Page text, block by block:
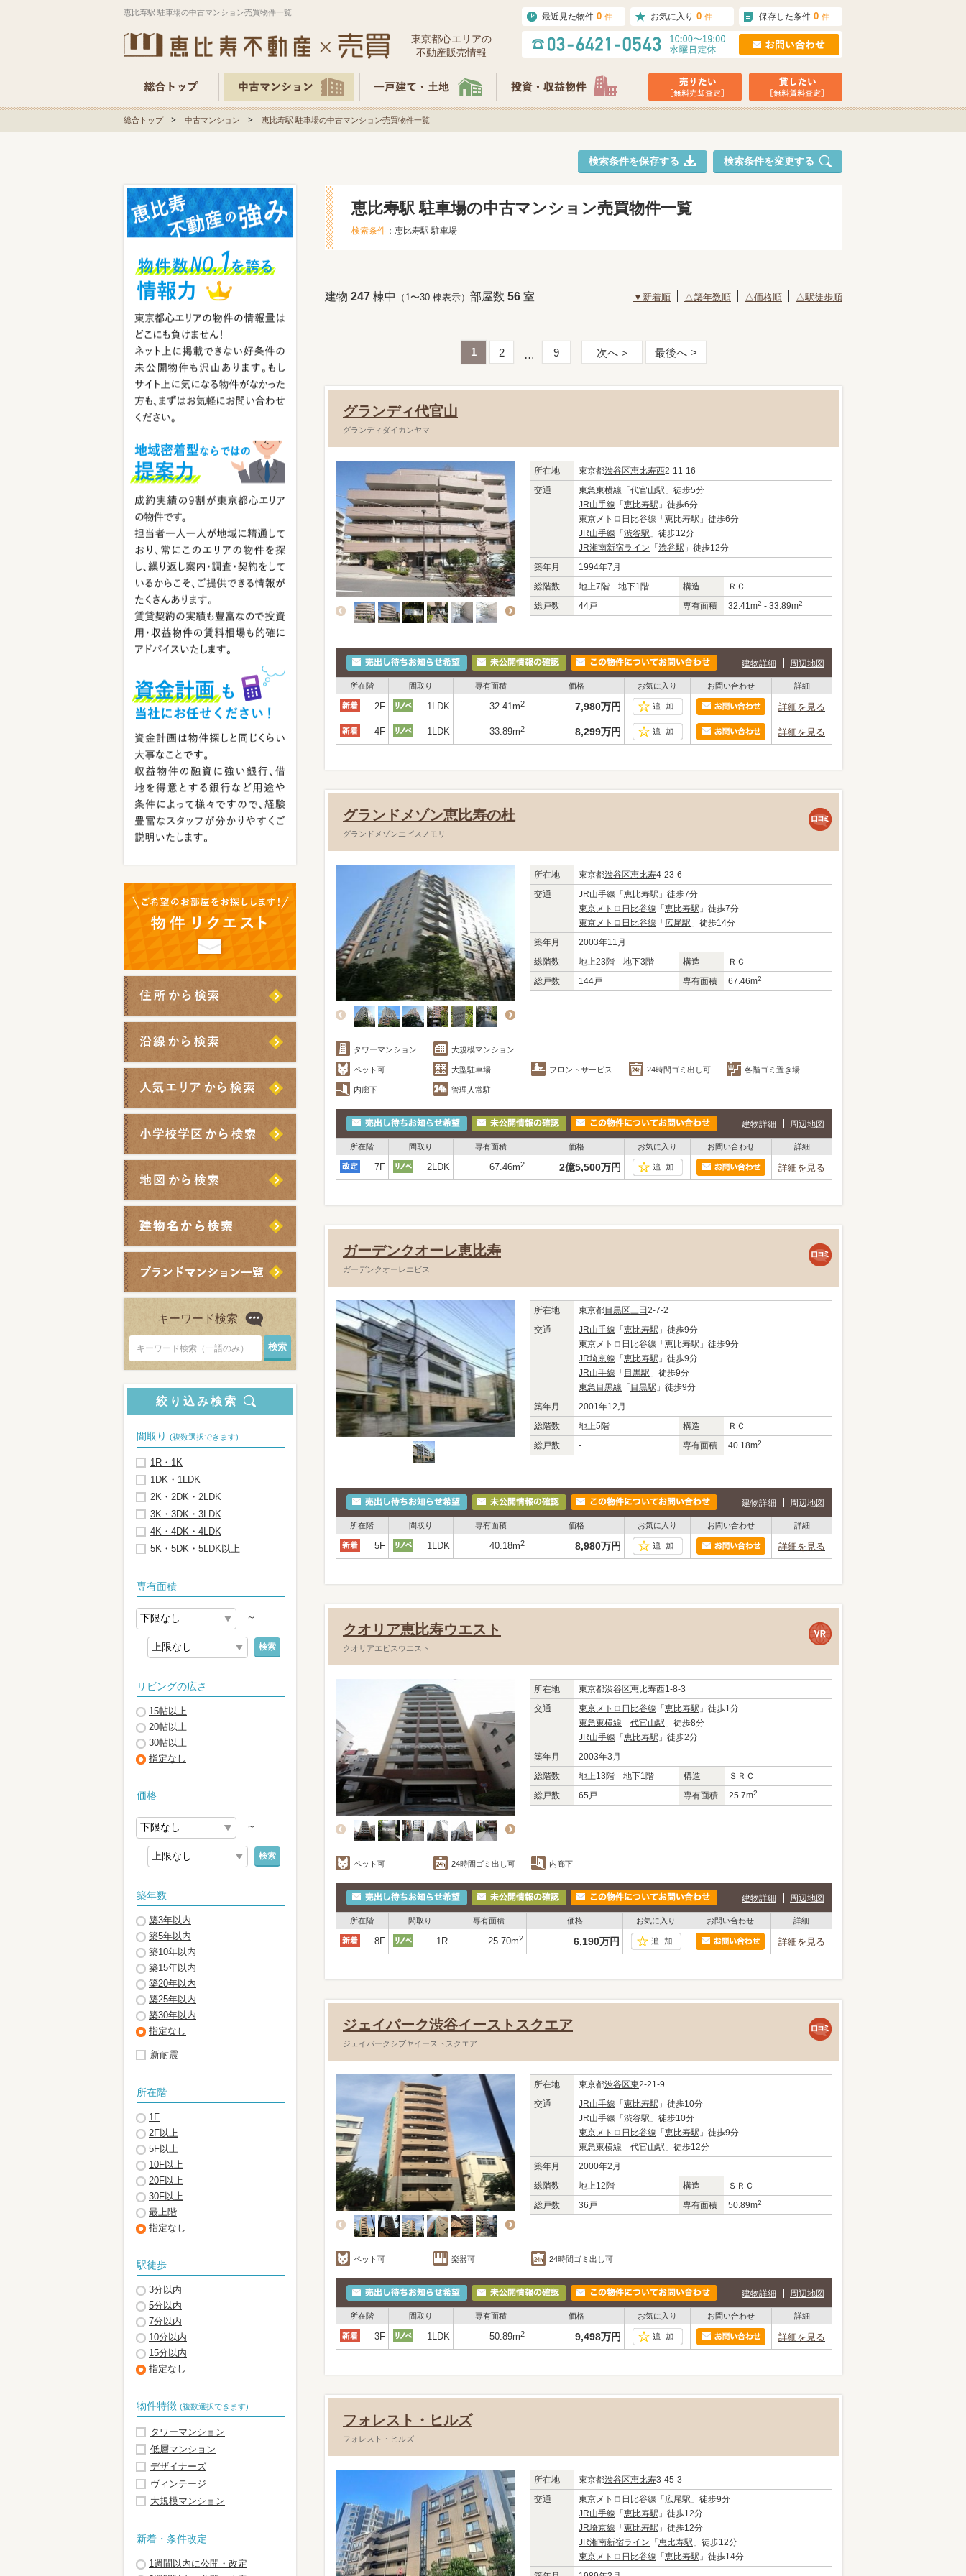
恵比寿駅 駐車場の中古マンション売買物件一覧
東京都⼼エリアの
不動産販売情報
最近見た物件 0 件 お気に入り 0 件 保存した条件 0 件
総合トップ 中古マンション 恵比寿駅 駐車場の中古マンション売買物件一覧
検索条件を変更する
検索条件を保存する
キーワード検索
キーワード検索（一語のみ）
絞り込み検索
間取り (複数選択できます)
1R・1K
1DK・1LDK
2K・2DK・2LDK
3K・3DK・3LDK
4K・4DK・4LDK
5K・5DK・5LDK以上
専有面積
～
検索
リビングの広さ
15帖以上
20帖以上
30帖以上
指定なし
価格
～
検索
築年数
築3年以内
築5年以内
築10年以内
築15年以内
築20年以内
築25年以内
築30年以内
指定なし
新耐震
所在階
1F
2F以上
5F以上
10F以上
20F以上
30F以上
最上階
指定なし
駅徒歩
3分以内
5分以内
7分以内
10分以内
15分以内
指定なし
物件特徴 (複数選択できます)
タワーマンション
低層マンション
デザイナーズ
ヴィンテージ
大規模マンション
新着・条件改定
1週間以内に公開・改定
恵比寿駅 駐車場の中古マンション売買物件一覧
検索条件 ：恵比寿駅 駐車場
建物 247 棟中 （1〜30 棟表示） 部屋数 56 室 ▼新着順 △築年数順 △価格順 △駅徒歩順
1 2 9 次へ 最後へ
グランディ代官山
グランディダイカンヤマ
所在地 東京都渋谷区恵比寿西2-11-16
交通
東急東横線 「 代官山駅 」徒歩5分
JR山手線 「 恵比寿駅 」徒歩6分
東京メトロ日比谷線 「 恵比寿駅 」徒歩6分
JR山手線 「 渋谷駅 」徒歩12分
JR湘南新宿ライン 「 渋谷駅 」徒歩12分
築年月
1994年7月
総階数
地上7階 地下1階 構造
ＲＣ
総戸数
44戸 専有面積 32.41m2 - 33.89m2
建物詳細 周辺地図
所在階 間取り 専有面積 価格 お気に入り お問い合わせ 詳細
2F 1LDK 32.41m2 7,980万円 詳細を見る
4F 1LDK 33.89m2 8,299万円 詳細を見る
グランドメゾン恵比寿の杜
グランドメゾンエビスノモリ
所在地 東京都渋谷区恵比寿4-23-6
交通
JR山手線 「 恵比寿駅 」徒歩7分
東京メトロ日比谷線 「 恵比寿駅 」徒歩7分
東京メトロ日比谷線 「 広尾駅 」徒歩14分
築年月
2003年11月
総階数
地上23階 地下3階 構造
ＲＣ
総戸数
144戸 専有面積 67.46m2
タワーマンション 大規模マンション
ペット可 大型駐車場 フロントサービス 24時間ゴミ出し可 各階ゴミ置き場
内廊下 管理人常駐
建物詳細 周辺地図
所在階 間取り 専有面積 価格 お気に入り お問い合わせ 詳細
7F 2LDK 67.46m2 2億5,500万円 詳細を見る
ガーデンクオーレ恵比寿
ガーデンクオーレエビス
所在地 東京都目黒区三田2-7-2
交通
JR山手線 「 恵比寿駅 」徒歩9分
東京メトロ日比谷線 「 恵比寿駅 」徒歩9分
JR埼京線 「 恵比寿駅 」徒歩9分
JR山手線 「 目黒駅 」徒歩9分
東急目黒線 「 目黒駅 」徒歩9分
築年月
2001年12月
総階数
地上5階 構造
ＲＣ
総戸数
- 専有面積 40.18m2
建物詳細 周辺地図
所在階 間取り 専有面積 価格 お気に入り お問い合わせ 詳細
5F 1LDK 40.18m2 8,980万円 詳細を見る
クオリア恵比寿ウエスト
クオリアエビスウエスト
所在地 東京都渋谷区恵比寿西1-8-3
交通
東京メトロ日比谷線 「 恵比寿駅 」徒歩1分
東急東横線 「 代官山駅 」徒歩8分
JR山手線 「 恵比寿駅 」徒歩2分
築年月
2003年3月
総階数
地上13階 地下1階 構造
ＳＲＣ
総戸数
65戸 専有面積 25.7m2
ペット可 24時間ゴミ出し可 内廊下
建物詳細 周辺地図
所在階 間取り 専有面積 価格 お気に入り お問い合わせ 詳細
8F 1R 25.70m2 6,190万円 詳細を見る
ジェイパーク渋谷イーストスクエア
ジェイパークシブヤイーストスクエア
所在地 東京都渋谷区東2-21-9
交通
JR山手線 「 恵比寿駅 」徒歩10分
JR山手線 「 渋谷駅 」徒歩10分
東京メトロ日比谷線 「 恵比寿駅 」徒歩9分
東急東横線 「 代官山駅 」徒歩12分
築年月
2000年2月
総階数
地上12階 構造
ＳＲＣ
総戸数
36戸 専有面積 50.89m2
ペット可 楽器可 24時間ゴミ出し可
建物詳細 周辺地図
所在階 間取り 専有面積 価格 お気に入り お問い合わせ 詳細
3F 1LDK 50.89m2 9,498万円 詳細を見る
フォレスト・ヒルズ
フォレスト・ヒルズ
所在地 東京都渋谷区恵比寿3-45-3
交通
東京メトロ日比谷線 「 広尾駅 」徒歩9分
JR山手線 「 恵比寿駅 」徒歩12分
JR埼京線 「 恵比寿駅 」徒歩12分
JR湘南新宿ライン 「 恵比寿駅 」徒歩12分
東京メトロ日比谷線 「 恵比寿駅 」徒歩14分